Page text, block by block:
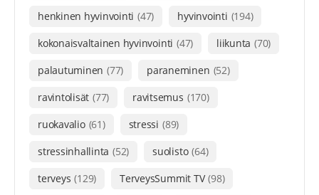
henkinen hyvinvointi (47) hyvinvointi (194)
kokonaisvaltainen hyvinvointi (47) liikunta (70)
palautuminen (77) paraneminen (52)
ravintolisät (77) ravitsemus (170)
ruokavalio (61) stressi (89)
stressinhallinta (52) suolisto (64)
terveys (129) TerveysSummit TV (98)